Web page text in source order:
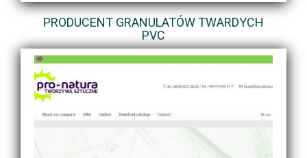
PRODUCENT GRANULATÓW TWARDYCH
PVC